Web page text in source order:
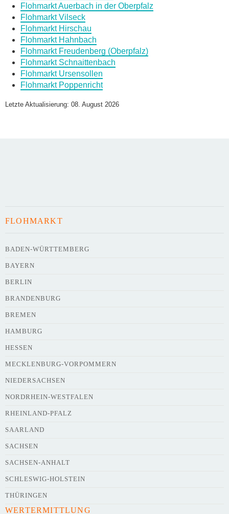
Daten des Flohmarkts
Name des Flohmarkts
Webseite
Kurze Beschreibung des Flohmarkts
Flohmarkt Auerbach in der Oberpfalz
Flohmarkt Vilseck
Flohmarkt Hirschau
Flohmarkt Hahnbach
Flohmarkt Freudenberg (Oberpfalz)
Flohmarkt Schnaittenbach
Flohmarkt Ursensollen
Flohmarkt Poppenricht
Letzte Aktualisierung: 08. August 2026
FLOHMARKT
BADEN-WÜRTTEMBERG
BAYERN
BERLIN
BRANDENBURG
BREMEN
HAMBURG
HESSEN
MECKLENBURG-VORPOMMERN
NIEDERSACHSEN
NORDRHEIN-WESTFALEN
RHEINLAND-PFALZ
SAARLAND
SACHSEN
SACHSEN-ANHALT
SCHLESWIG-HOLSTEIN
THÜRINGEN
WERTERMITTLUNG